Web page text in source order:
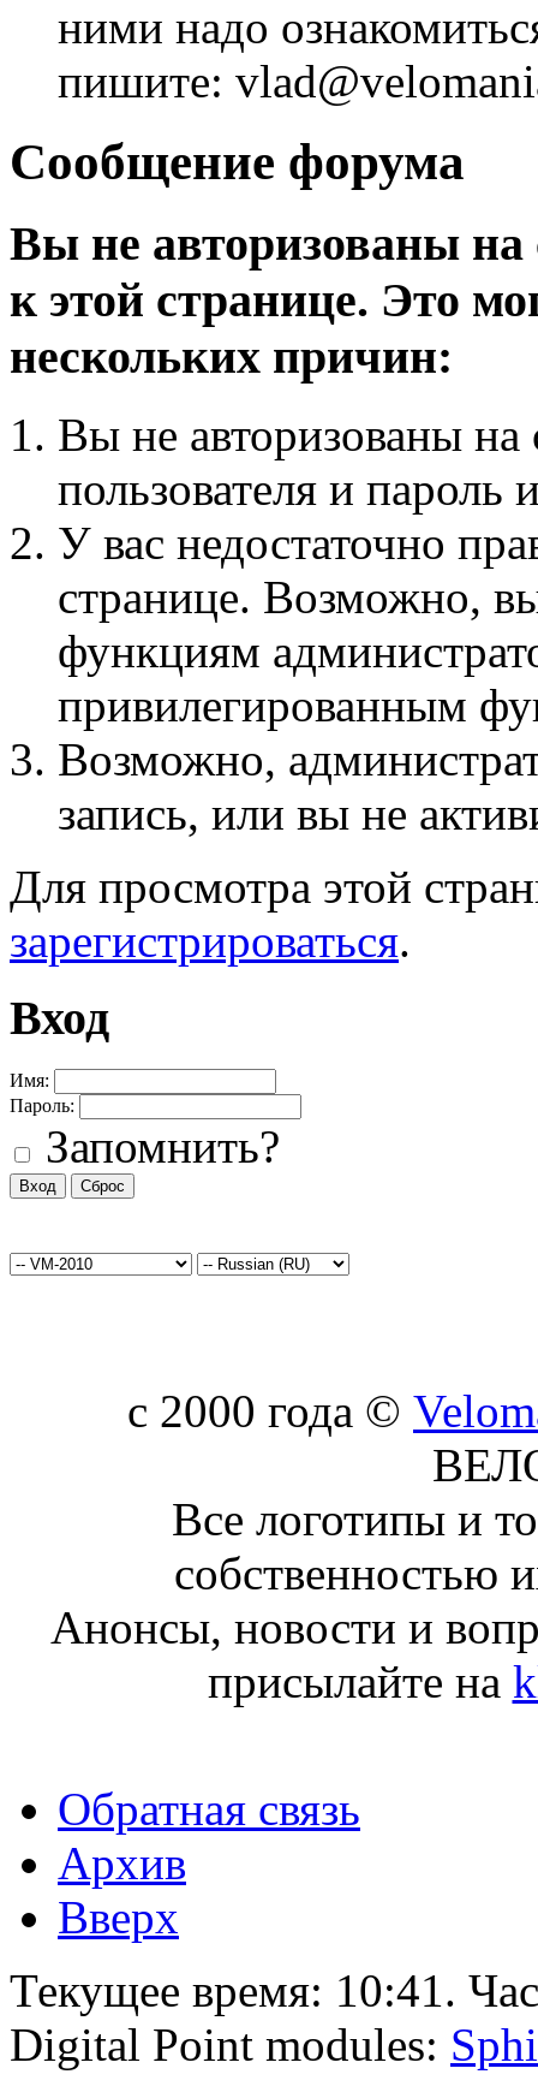
ними надо
пишите:
Сообщение форума
Вы не авторизованы на
к этой странице. Это
нескольких причин:
Вы не авторизованы на
пользователя и пароль
У вас недостаточно
странице. Возможно,
функциям
привилегированным
Возможно,
запись, или вы не
Для просмотра этой
зарегистрироваться.
Вход
Имя:
Пароль:
Запомнить?
c 2000 года ©
Все логотипы и
собственностью
Анонсы, новости и
присылайте на
Обратная связь
Архив
Вверх
Текущее время: 10:41.
Digital Point modules: